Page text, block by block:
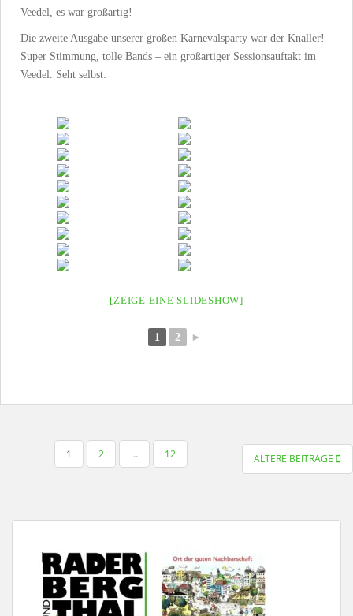
Veedel, es war großartig!
Die zweite Ausgabe unserer großen Karnevalsparty war der Knaller!
Super Stimmung, tolle Bands – ein großartiger Sessionsauftakt im
Veedel. Seht selbst:
[ZEIGE EINE SLIDESHOW]
1 2 ►
SEITENNUMMERIERUNG
1 2 … 12 ÄLTERE BEITRÄGE